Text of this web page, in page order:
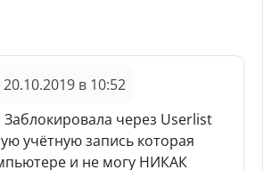
20.10.2019 в 10:52
через Userlist
учётную запись которая
и не могу НИКАК